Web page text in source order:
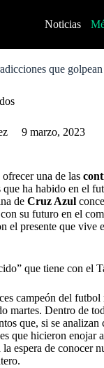
Noticias
que
9 marzo, 2023
ofrecer una de las
ha habido en el
de Cruz Azul
su futuro en el
el presente que vive
que tiene con el
campeón del
martes. Dentro de
que, si se analizan
que hicieron enojar
espera de conocer